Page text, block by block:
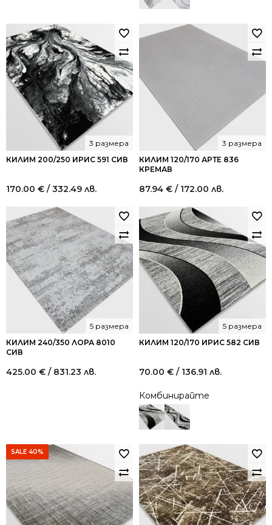
198.01
лв..
137.89
лв..
КИЛИМ 200/250 ИРИС 591 СИВ
3 размера
170.00 € / 332.49 лв.
КИЛИМ 120/170 АРТЕ 836
КРЕМАВ
3 размера
87.94 € / 172.00 лв.
КИЛИМ 240/350 ЛОРА 8010
СИВ
5 размера
425.00 € / 831.23 лв.
КИЛИМ 120/170 ИРИС 582 СИВ
5 размера
70.00 € / 136.91 лв.
Комбинирайте
SALE 40%